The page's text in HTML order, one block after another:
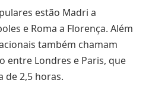
estão Madri a
e Roma a Florença. Além
também chamam
entre Londres e Paris, que
de 2,5 horas.